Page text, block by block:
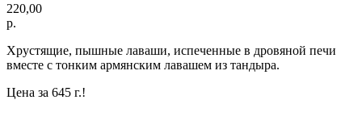
220,00
р.
Хрустящие, пышные лаваши, испеченные в дровяной печи
вместе с тонким армянским лавашем из тандыра.
Цена за 645 г.!